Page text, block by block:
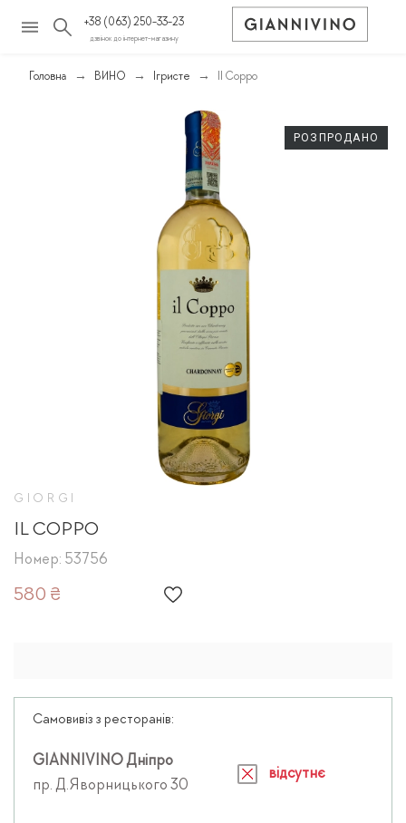
+38 (063) 250-33-23
дзвінок до інтернет-магазину
Головна ВИНО Ігристе Il Coppo
РОЗПРОДАНО
GIORGI
IL COPPO
Номер: 53756
580 ₴
Самовивіз з ресторанів:
GIANNIVINO Дніпро
пр. Д.Яворницького 30
відсутнє